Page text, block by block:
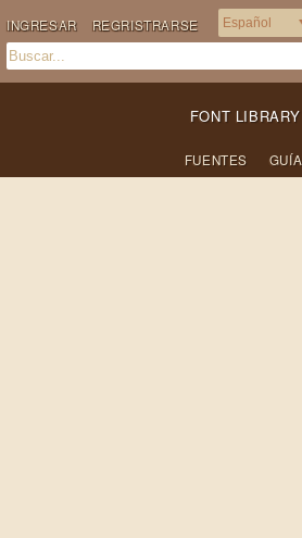
INGRESAR REGRISTRARSE
FONT LIBRARY
FUENTES GUÍA